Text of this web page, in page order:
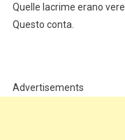
Quelle lacrime erano vere.
Questo conta.
Advertisements